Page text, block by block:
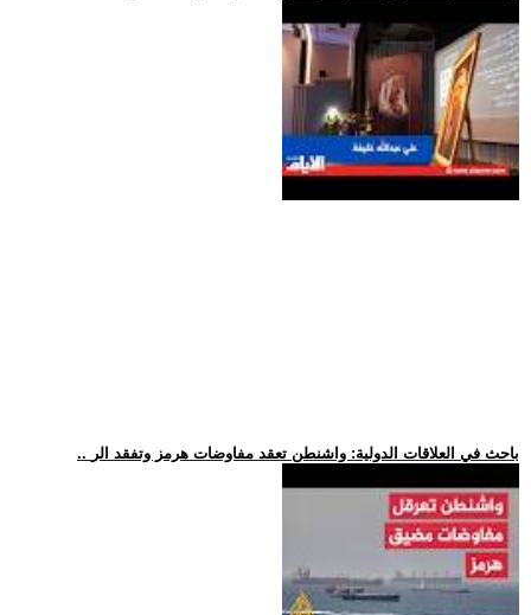
.. باحث في العلاقات الدولية: واشنطن تعقد مفاوضات هرمز وتفقد الر